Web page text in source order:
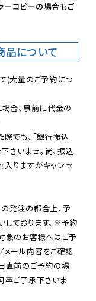
ーコピーの場合もご
品について
(大量のご予約につ
合、事前に代金の
でも、「銀行振込
さいませ。尚、振込
りますがキャンセ
発注の都合上、予
ております。※予約
象のお客様へはご予
メール内容をご確認
直前のご予約の場
卒ご了承下さいま